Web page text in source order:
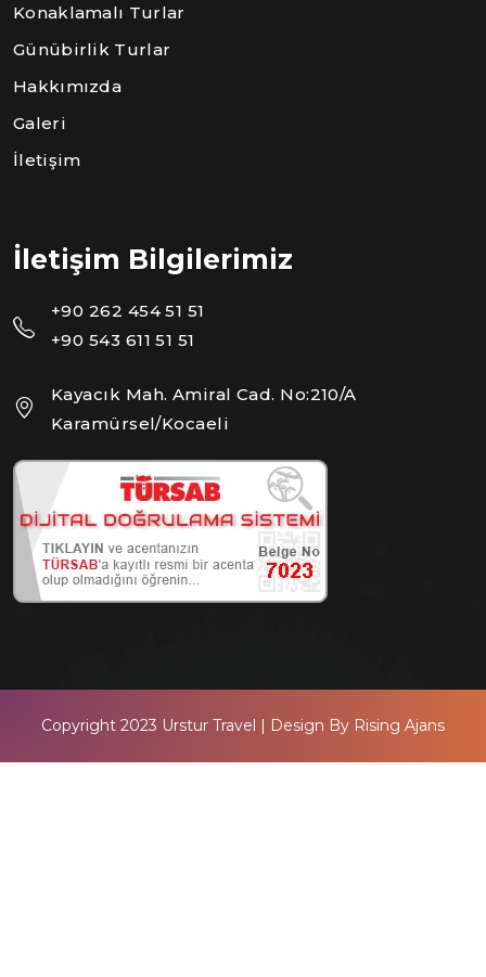
Konaklamalı Turlar
Günübirlik Turlar
Hakkımızda
Galeri
İletişim
İletişim Bilgilerimiz
+90 262 454 51 51
+90 543 611 51 51
Kayacık Mah. Amiral Cad. No:210/A
Karamürsel/Kocaeli
Copyright 2023 Urstur Travel | Design By Rising Ajans